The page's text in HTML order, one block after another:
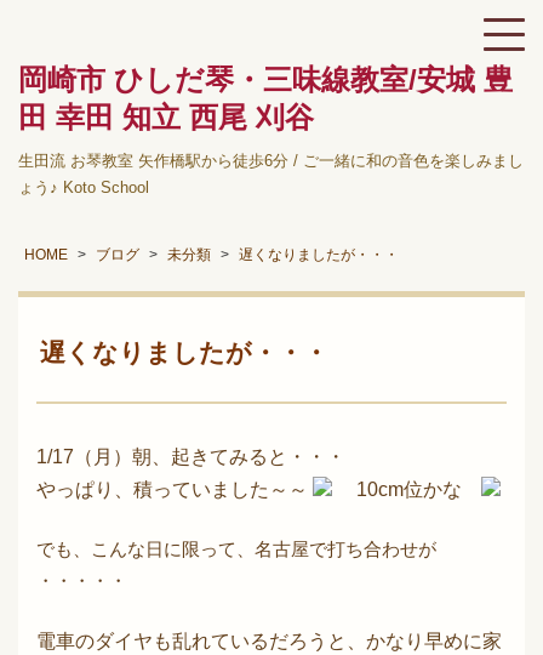
岡崎市 ひしだ琴・三味線教室/安城 豊
田 幸田 知立 西尾 刈谷
生田流 お琴教室 矢作橋駅から徒歩6分 / ご一緒に和の音色を楽しみまし
ょう♪ Koto School
HOME ブログ 未分類 遅くなりましたが・・・
遅くなりましたが・・・
1/17（月）朝、起きてみると・・・
やっぱり、積っていました～～
10cm位かな
でも、こんな日に限って、名古屋で打ち合わせが
・・・・・
電車のダイヤも乱れているだろうと、かなり早めに家